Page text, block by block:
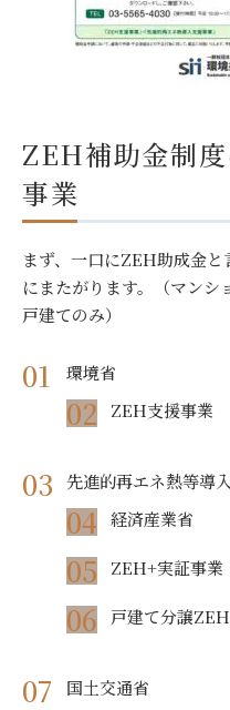
ZEH補助金制
事業
まず、一口にZEH助成金
にまたがります。（マン
戸建てのみ）
環境省
ZEH支援事業
先進的再エネ熱等導
経済産業省
ZEH+実証事業
戸建て分譲
国土交通省